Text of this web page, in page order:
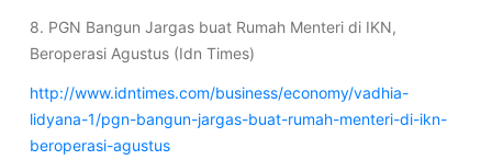
8. PGN Bangun Jargas buat Rumah Menteri di IKN,
Beroperasi Agustus (Idn Times)
http://www.idntimes.com/business/economy/vadhia-
lidyana-1/pgn-bangun-jargas-buat-rumah-menteri-di-ikn-
beroperasi-agustus